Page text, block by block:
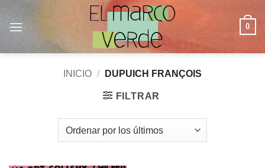
0
INICIO / DUPUICH FRANÇOIS
FILTRAR